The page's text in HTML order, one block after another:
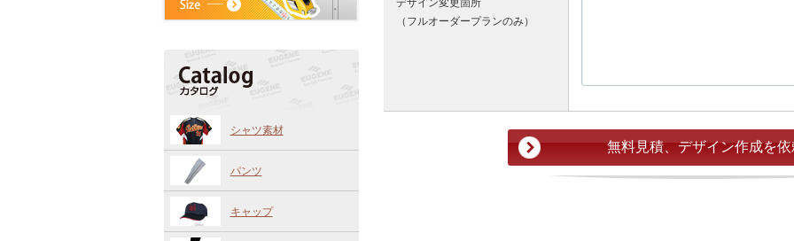
（フルオーダープランのみ）
シャツ素材
パンツ
キャップ